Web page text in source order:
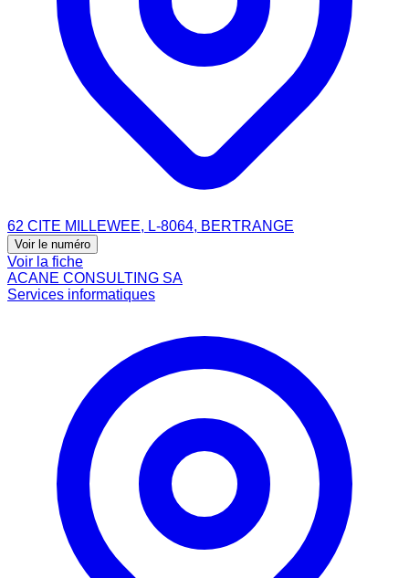
62 CITE MILLEWEE, L-8064, BERTRANGE
Voir le numéro
Voir la fiche
ACANE CONSULTING SA
Services informatiques